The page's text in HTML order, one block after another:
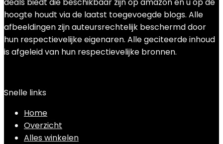
hoogte houdt via de laatst toegevoegde blogs. Alle
afbeeldingen zijn auteursrechtelijk beschermd door
hun respectievelijke eigenaren. Alle geciteerde inhoud
is afgeleid van hun respectievelijke bronnen.
Snelle links
Home
Overzicht
Alles winkelen